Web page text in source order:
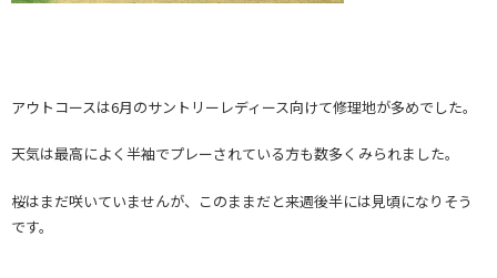
アウトコースは6月のサントリーレディース向けて修理地が多めでした。
天気は最高によく半袖でプレーされている方も数多くみられました。
桜はまだ咲いていませんが、このままだと来週後半には見頃になりそう
です。